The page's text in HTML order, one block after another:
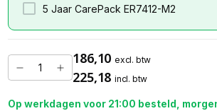
5 Jaar CarePack ER7412-M2
186,10 excl. btw
225,18 incl. btw
Op werkdagen voor 21:00 besteld,